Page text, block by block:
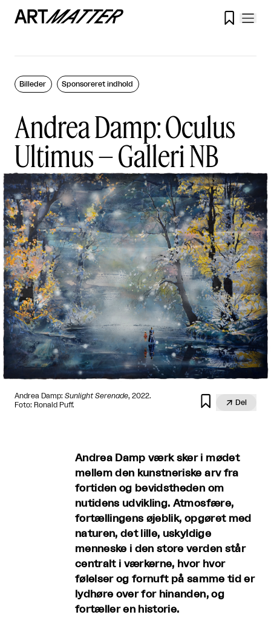

Andrea Damp: Oculus
Ultimus – Galleri NB
Billeder Sponsoreret indhold
Andrea Damp: Sunlight Serenade, 2022.
Foto: Ronald Puff.
  Del
Andrea Damp værk sker i mødet
mellem den kunstneriske arv fra
fortiden og bevidstheden om
nutidens udvikling. Atmosfære,
fortællingens øjeblik, opgøret med
naturen, det lille, uskyldige
menneske i den store verden står
centralt i værkerne, hvor hvor
følelser og fornuft på samme tid er
lydhøre over for hinanden, og
fortæller en historie.